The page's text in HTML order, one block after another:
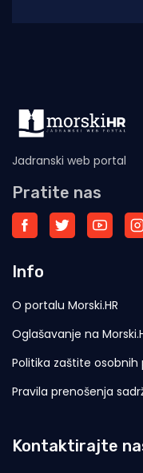
Jadranski web portal
Pratite nas
Info
O portalu Morski.HR
Oglašavanje na
Politika zaštite osobnih
Pravila prenošenja
Kontaktirajte